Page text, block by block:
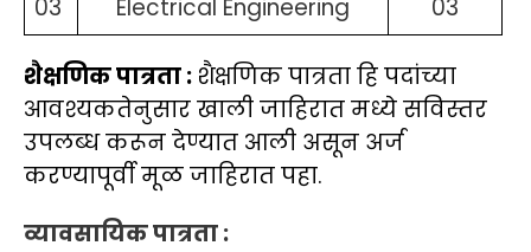
03 Electrical Engineering 03
शैक्षणिक पात्रता : शैक्षणिक पात्रता हि पदांच्या
आवश्यकतेनुसार खाली जाहिरात मध्ये सविस्तर
उपलब्ध करून देण्यात आली असून अर्ज
करण्यापूर्वी मूळ जाहिरात पहा.
व्यावसायिक पात्रता :